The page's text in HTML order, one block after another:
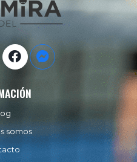
somos